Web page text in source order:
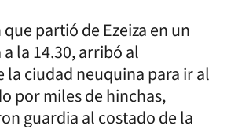
partió de Ezeiza en un
la 14.30, arribó al
la ciudad neuquina para ir al
por miles de hinchas,
guardia al costado de la